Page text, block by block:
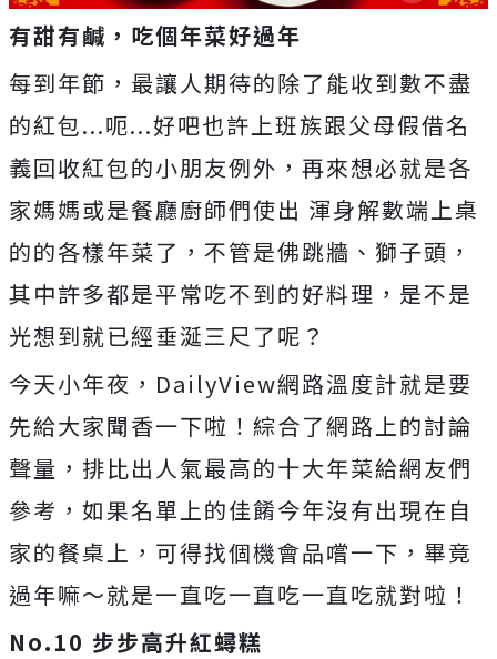
有甜有鹹，吃個年菜好過年
每到年節，最讓人期待的除了能收到數不盡
的紅包...呃...好吧也許上班族跟父母假借名
義回收紅包的小朋友例外，再來想必就是各
家媽媽或是餐廳廚師們使出 渾身解數端上桌
的的各樣年菜了，不管是佛跳牆、獅子頭，
其中許多都是平常吃不到的好料理，是不是
光想到就已經垂涎三尺了呢？
今天小年夜，DailyView網路溫度計就是要
先給大家聞香一下啦！綜合了網路上的討論
聲量，排比出人氣最高的十大年菜給網友們
參考，如果名單上的佳餚今年沒有出現在自
家的餐桌上，可得找個機會品嚐一下，畢竟
過年嘛～就是一直吃一直吃一直吃就對啦！
No.10 步步高升紅蟳糕